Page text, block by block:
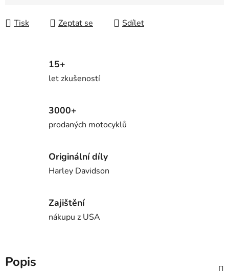
Tisk Zeptat se Sdílet
15+
let zkušeností
3000+
prodaných motocyklů
Originální díly
Harley Davidson
Zajištění
nákupu z USA
Popis